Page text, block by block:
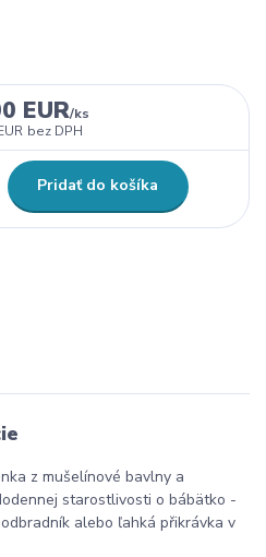
EUR/ks
bez DPH
Pridať do košíka
z mušelínové bavlny a
starostlivosti o bábätko -
alebo ľahká přikrávka v